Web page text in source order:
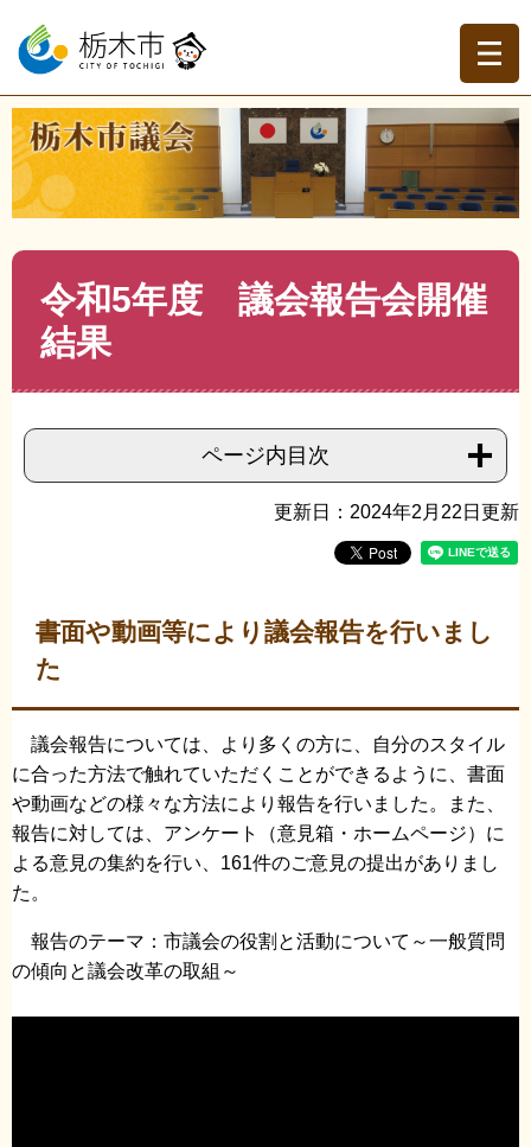
ー
の
先
頭
で
す。
ニ
ー
を
飛
ば
し
て
本
現在地
トップページ > 栃木市議会 > 議会報告会 >議会報告会開
催結果> >令和5年度 議会報告会開催結果
令和5年度 議会報告会開催
結果
ページ内目次
更新日：2024年2月22日更新
書面や動画等により議会報告を行いまし
た
議会報告については、より多くの方に、自分のスタイル
に合った方法で触れていただくことができるように、書面
や動画などの様々な方法により報告を行いました。また、
報告に対しては、アンケート（意見箱・ホームページ）に
よる意見の集約を行い、161件のご意見の提出がありまし
た。
報告のテーマ：市議会の役割と活動について～一般質問
の傾向と議会改革の取組～